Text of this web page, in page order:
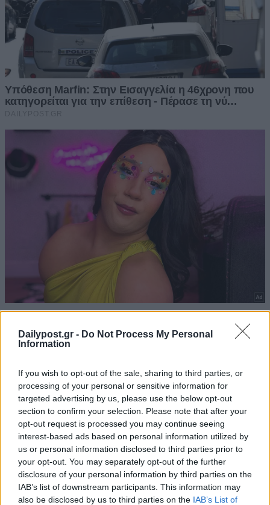
Dailypost.gr - Do Not Process My Personal
Information
If you wish to opt-out of the sale, sharing to third parties, or
processing of your personal or sensitive information for
targeted advertising by us, please use the below opt-out
section to confirm your selection. Please note that after your
opt-out request is processed you may continue seeing
interest-based ads based on personal information utilized by
us or personal information disclosed to third parties prior to
your opt-out. You may separately opt-out of the further
disclosure of your personal information by third parties on the
IAB’s list of downstream participants. This information may
also be disclosed by us to third parties on the IAB’s List of